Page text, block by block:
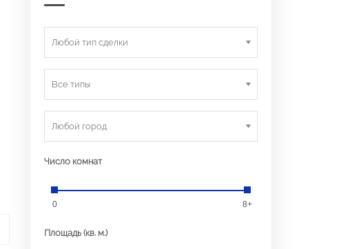
Любой тип сделки
Все типы
Любой город
Число комнат
0 8+
Площадь (кв. м.)